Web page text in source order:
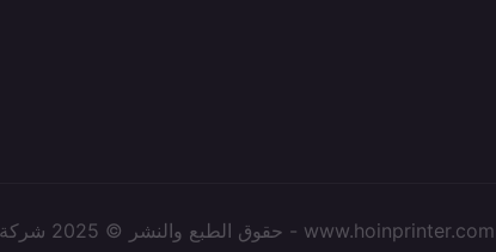
حقوق الطبع والنشر © 2025 شركة شنتشن هوين للتكنولوجيا الإلكترونية المحدودة - www.hoinprinter.com |